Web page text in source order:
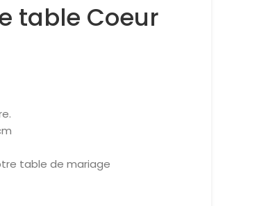
table Coeur
table de mariage